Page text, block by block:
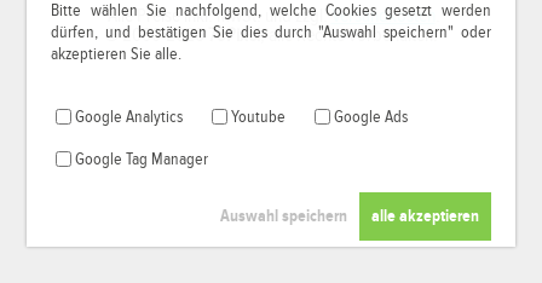
Bitte wählen Sie nachfolgend, welche Cookies gesetzt werden
dürfen, und bestätigen Sie dies durch "Auswahl speichern" oder
akzeptieren Sie alle.
Google Analytics Youtube Google Ads
Google Tag Manager
*Alle Preise inkl. MwSt. und zzgl.Versandkosten
© 2000-2026 79Pixel, alle Rechte vorbehalten.